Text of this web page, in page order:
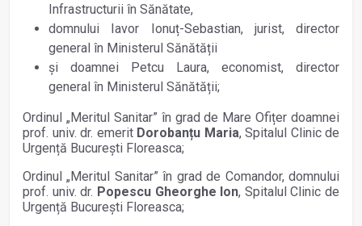
Infrastructurii în Sănătate,
domnului Iavor Ionuț-Sebastian, jurist, director
general în Ministerul Sănătății
și doamnei Petcu Laura, economist, director
general în Ministerul Sănătății;
Ordinul „Meritul Sanitar” în grad de Mare Ofițer doamnei
prof. univ. dr. emerit Dorobanțu Maria, Spitalul Clinic de
Urgență București Floreasca;
Ordinul „Meritul Sanitar” în grad de Comandor, domnului
prof. univ. dr. Popescu Gheorghe Ion, Spitalul Clinic de
Urgență București Floreasca;